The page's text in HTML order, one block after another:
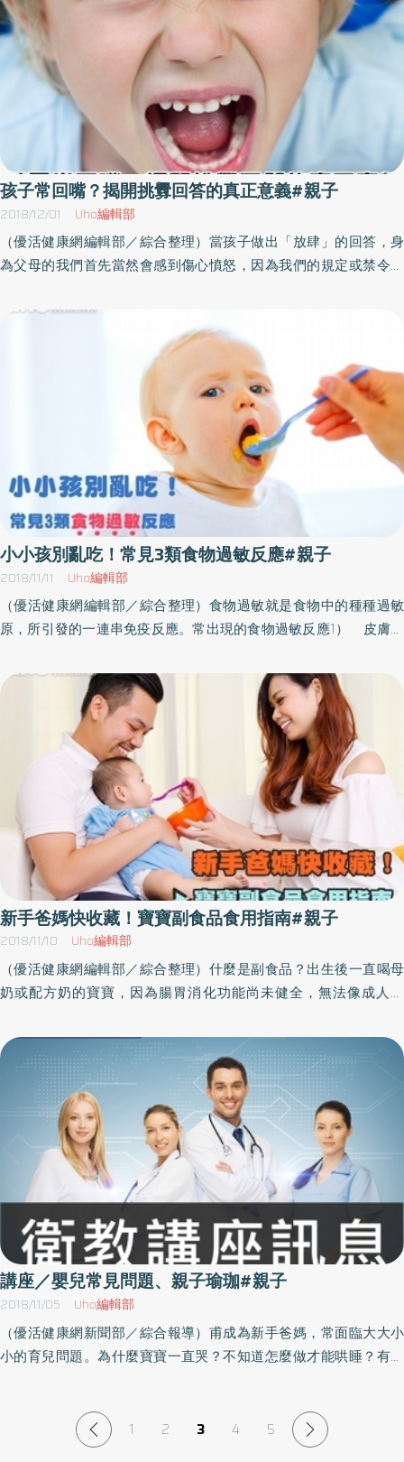
解，而仍舊大聲發脾氣。這個練習對大人來說並不容易！2） 鏡射
的方向錯誤如果我們所做的鏡射是：「你在生氣！生氣！你說：餅
乾，媽媽，餅乾！餅乾！」而孩子沒有平靜下來，反而哭嚎得更厲
害，脾氣發得更大，那麼有可能是我們沒有正確理解孩子發怒的原
因，而孩子試著用更強烈的哭泣來告訴我們這一點。這時我們就要
換個角度思考，想一想孩子發脾氣的真正原因是什麼。這有時並不
容易，因為大人往往就是無法感同身受地理解孩子為什麼哭。但我
們可以相信孩子生氣肯定是有理由的。要破譯出孩子生氣的原因，
我們必須很了解自己的孩子。下述這些原因都有可能：●孩子想要獨
自做某件事，因為爸爸或媽媽想替他做而生氣。●孩子想要某件東
西，而媽媽不明白那是什麼，因為孩子的表達能力還不夠好。●孩子
不想做某件事，而爸媽堅持要他做。●孩子想要自己做某件事，但卻
了。●孩子以為媽媽不願意給他某件東西，在他們根本還沒談起這件
事之前，孩子先哭了（這種情況特別棘手）。●孩子以為爸媽故意做
錯某件事，或是做得和孩子想要的不一樣。關於我小孩發怒原因的
這類誤會經常發生，但是我們一起經歷過的發怒情況愈多，要理解
孩子發怒的原因就愈容易，因為我更加了解我的孩子了。一如在他
們還是嬰兒時，我學習解讀他們哭泣的原因，現在我學習解讀孩子
發怒的原因，以便在改變不了的事情上給他們支持，或是在有可能
妥協時找出解決之道。3） 孩子太累了如果孩子太累了，那就誰都
沒法再跟他溝通。這時，我們再怎麼努力去做鏡射，再怎麼費盡唇
舌，孩子還是會繼續發脾氣。這時就只有一個解決辦法：把孩子抱
上床，和爸爸或媽媽摟抱著入睡。4） 父母必須充當「避雷針」的
日子孩子在滿一歲以後仍然會有跳躍式的成長，只不過其階段和間
隔因人而異，因此比起在孩子一歲以前，要從中推論出規則比較
難。此外，在每個月裡總是會有一天，在這一天裡孩子從早到晚都
晨不像平常一樣咿咿呀呀愉快地醒來，而是一醒來就嘟嘟囔囔地抱
怨。接著在刷牙時就有發了一頓脾氣，因為牙膏從管子裡擠出來的
方式不對，之後他覺得他心愛的那條褲襪摸起來糟透了，無論如何
不能穿，在吃早餐時則因為牛奶的顏色太白而神經崩潰，而情況就
這樣一直繼續下去。如果我們成功地把孩子從一場危機當中拯救出
來，孩子馬上又會為了微不足道的小事而爆發下一場脾氣。有趣的
是，在這種日子裡，孩子大多會提出十足荒謬的要求，或是為了他
們本來很能容忍的事情而發飆。這種日子很難忍受，因為家長覺得
孩子是為了發脾氣而故意挑釁。我們猜想事情的確是這樣，因為孩
子的大腦在這種日子裡重新形成網路，就像電腦在清理硬碟一樣。
因此孩子覺得渾身不對勁，就像嬰兒在跳躍式成長期間一樣。而一
如嬰兒，孩子的反應是更多的抱怨、哭泣和纏住大人不放。他們的
合群程度也比平常降低很多。如果孩子本來已經很能夠接受妥協，
以避免爭吵，這時若有另一個孩子想拿走他們的玩具，也許他們又
會打人。為了擺脫那種奇怪的感覺，孩子會不自覺地到處惹事，以
會暫時消失，而爸媽在這場情緒風暴中就充當了「避雷針」。在這
種必須扮演避雷針的日子裡，父母能做的其實就只有親切地陪伴孩
子，哪怕那真的很難。試圖對孩子百依百順，讓孩子的脾氣根本不
至於爆發，這樣做幫助有限。家長反而應該要平靜而堅決地堅持界
線，以給孩子機會去哭泣和發怒。這種跳躍式成長和父母必須扮演
避雷針的日子很少會持續超過三天。因此，身為父母的我們應該用
這個念頭來鼓勵自己勉力撐下去：這種情況很快就會過去。5） 家
長全都做對了，但孩子在連帶處理舊日的情緒有時候會出現的情況
是，鏡射起初發揮了很好的效果，孩子在我們懷裡似乎漸漸平靜下
來，但接著卻又突然大聲起來，仍舊繼續哭泣。這可能會使大人感
到煩躁、挫折，因為他們本來已經快要化解孩子的怒氣而使孩子平
靜下來。這時家長應該要了解孩子喜歡利用類似的情況去處理仍存
在於他們心中的舊日傷痛。當孩子察覺有人真心誠意地關心他們並
且全心接受他們的憤怒和悲傷，他們就把此人當成安全的港口。如
臂彎裡補哭一番。此舉對於促進孩子的心理衛生極其有效，因此大
人最好不要表現出拒絕，例如說：「現在夠了啦……」而是繼續給孩
孩子常回嘴？揭開挑釁回答的真正意義#親子
2018/12/01 Uho編輯部
（優活健康網編輯部／綜合整理）當孩子做出「放肆」的回答，身
為父母的我們首先當然會感到傷心憤怒，因為我們的規定或禁令通
背後的好意，儘管我們費盡唇舌去解釋，孩子還是認為那很蠢，於
是就對我們說出一些直率傷人的話語，使我們火冒三丈。我們也許
會覺得孩子不愛我們，也害怕這種放肆顯示出我們的親子關係有著
更深層的問題。聽起來放肆的回答，就像置若罔聞和挑釁一樣，是
孩子的一種策略，想告訴我們某件事。只可惜這不是個好辦法，因
為它往往會傷害到別人。傷人之處主要在於我們在那一刻會覺得孩
子不夠尊重我們。遺憾的是，由於身為父母的我們通常也沒有學到
更好的辦法，因此往往做出同樣傷人的回應。然而，當孩子說「笨
蛋媽媽！」，他們究竟想要表達什麼呢？在此我們將列出孩子常對
爸媽說出的一些侮辱話語，並且試著加以翻譯，也將針對父母通常
會做出的反應加以分析，並且思考這些反應會讓孩子有什麼感受，
然後將提出協助性的回答，也許更能夠讓我們打破這個彼此傷害的
惡性循環。在此我們要特別強調，我們並不想用書中所舉的例子來
評斷任何人或是令任何人感到不安。如果您在家長所說的那些話裡
看見了自己，您也不必感到絕望。每個家長肯定都曾說過類似的話
意在於讓大家更敏感一點，意識到某些話語在聽者耳中的意義可能
不同於說話者想表達的意義，而這些無心的話語可能會很傷人。因
此，身為父母，我們應該試著在使用言語時更加謹慎，如果我們能
以身作則，孩子就也能學會在溝通時不使用暴力。「Blah blah
blah」聽在父母耳中：「我才不管，我根本不要聽你說話。」孩子
的意思其實是：「媽媽，妳罵得太多了。妳一直在唸我，雖然我早
就明白了妳想要我做什麼。別再說了，我已經感覺很糟了，就算我
沒有表現出來。為了在妳面前保住面子，至少稍微表現出一點自我
主張，所以我說『blah blah blah』，這樣妳的感覺就也會有點糟，
跟我一樣。」爸媽回答：「你給我小心！你最好別再打斷我！」孩
子聽到的是：「你再這樣，我就不愛你了。這是你想要的嗎？」爸
媽這樣回答會比較好：「我大概是罵你罵得太多了。好吧，有可能
是這樣。我只是因為浴室裡被弄得亂七八糟而生氣。現在我會先做
個深呼吸，再數到十，也許我就會覺得好過一點。在那之後，我們
嗎？」為什麼呢？小孩子非常擅長回應和模仿父母的行為。如果孩
子摀住耳朵，用「blah blah blah」來回答，那麼明智的做法會是好
好去聆聽，因為在許多情況下，身為父母的我們的確罵得太快、太
久，或是太大聲。孩子的回應固然是沒有禮貌，但是可以在童年的
過程中慢慢改善。因此，在這種情況下最好是嘗試在內心後退一
步，跳脫出來觀察這個情況。事情真有那麼糟嗎？我們那樣罵孩子
是合理的嗎？如果我們發現自己的責罵的確太過火或是不公平，那
我們也可以坦然告訴孩子，或許也可以道個歉。身為成年人，如果
想要表示出我們明白自己反應過度了，一個有趣的好辦法是讓這個
情境「倒帶」一下。就像我們可以把一部影片倒帶，把一幕戲再看
一次，在真實生活中我們也可以對孩子說：「等一下，事情現在進
行得不太順利，我但願自己剛才做出了不同的反應。等一等，讓我
倒帶回去，再試一次。」然後我們可以誇張地轉動眼珠，發出倒帶
的聲音，倒著走出門去，等個一分鐘，再正常地走進來，然後對這
個情況做出不同的反應。「媽媽是笨蛋！」/「爸爸是大便！」父母
你。」孩子的意思其實是：「我聽見你說不行，而我氣你這麼做。
在這一刻我覺得你是個笨蛋，希望你會說『好』。我討厭當個小
小小孩別亂吃！常見3類食物過敏反應#親子
2018/11/11 Uho編輯部
（優活健康網編輯部／綜合整理）食物過敏就是食物中的種種過敏
原，所引發的一連串免疫反應。常出現的食物過敏反應1） 皮膚／
慢性蕁麻疹、異位性皮膚炎及濕疹也都可能為食物過敏的表現。
2） 呼吸道／約有百分之六十的食物過敏病人會表現這方面的症
狀，包括流鼻水、鼻炎、打噴嚏、喉嚨不適及聲音沙啞等，甚至可
造成嚴重威脅生命的急性喉頭水腫及氣喘等呼吸道阻塞的症狀。
3） 胃腸道／胃腸道常見的是腹瀉及嘔吐，這在因食物過敏引發小
腸結腸炎的年幼小孩身上尤其常見，最為相關的食物則為牛奶及黃
豆。有些嬰兒在餵奶後出現哭鬧不安、腹瀉及嘔吐，此時必須把嬰
兒對牛奶蛋白過敏列為考慮。但是因為「過敏」二字，造成許多孩
子被禁止吃魚、蛋、蝦、蛤蜊、帶毛水果，因為身邊的人都說這類
食材容易過敏，所以建議不要嘗試，使得能嘗試的範圍有限，可能
造成營養不均的情形發生。吃低敏食材也不一定安全吃高敏食材不
一定會過敏，吃低敏食材也不一定安全。這是K力從兩個異位性皮膚
炎孩子身上學到的經驗，無論是食物、吸入性過敏原還是環境，甚
至汗水或壓力，都有導致過敏發生的機率，尤其是在0 至1 歲時期，
多半是因為嬰兒接觸新的事物，免疫系統尚未適應，因此引發過敏
的適應性其實很好，但是對空氣裡的灰塵、床墊裡的塵、老舊的布
沙發、天氣變化差異大時，就常常會在固定皮膚區域出現紅疹結痂
脫屑的過敏反應（濕疹）。這種過敏有可能不會再發生，或者也有
可能隨著對該事物越來越習慣而逐漸適應；但也有可能不會適應，
日後接觸仍然會引發過敏反應。所以我會建議大家，如果家有敏
兒，除了需要詳細記錄食材之外，也要做到以下的保護：1） 家具
／居家環境盡量打掃乾淨、保持通風，盡量不要使室內環境過於悶
熱、避免厚重的窗簾、絨毛玩具、布質沙發及地毯；床鋪部分可以
改用木板床取代彈簧床墊、或是依自己的經濟考量選用防滿抗敏的
寢具，較可避免塵滿引發呼吸道之過敏症狀。2） 空氣／如果寶寶
對空氣有過敏現象，爸媽可考量是否購置空氣清淨機與降低濕度的
除濕機，以改善居家空氣品質與濕度。此外，建議家中大人不要抽
菸（二手、三手菸也不行），因為香菸尼古丁比較容易誘發過敏反
應。3） 衣著／服飾是寶寶的第一道肌膚防線，所以最好穿著棉
保濕產品／宜選用無香料、無防腐劑、無刺激性、保濕度較高的寶
寶專用乳液，或塗抹適量凡士林亦可，來增加皮膚保濕度。6） 食
新手爸媽快收藏！寶寶副食品食用指南#親子
2018/11/10 Uho編輯部
（優活健康網編輯部／綜合整理）什麼是副食品？出生後一直喝母
奶或配方奶的寶寶，因為腸胃消化功能尚未健全，無法像成人一
中，喝奶之外的寶寶飲食，就稱為副食品或者是輔食。1歲前的母奶
或配方奶是寶寶的主食，也是寶寶主要的營養來源，而其它飲食，
則是副食品；1 歲後母奶或配方奶則變成是寶寶的副食，跟著大人吃
的三餐飲食，才是營養主要的來源。市面上有些米麥精雖然方便，
但是以咖啡來說，即溶包的味道一定沒有現沖咖啡來得香。副食品
也是一樣，用口感、香味、營養綜合來比較，一定是現做>冰磚>市
售即溶包，所以建議父母可以在這階段稍微用點心思，就能提高小
孩對天然「好食物」的接受度，未來也能減少挑食或偏食的壞習
慣。有些寶寶天生吃得多、有些寶寶天生吃得少，但是主食與副食
的比例要依照寶寶的月齡作調整，適當變化食材的大小與烹飪方
式，訓練牙齦、牙齒壓碎與咀嚼的能力，更均衡攝取成長所需的各
種營養，是打造健康寶寶體魄的重要根基。何時開始吃副食品？寶
寶出生滿4 個月後，就可以開始準備吃副食品。有些寶寶會出現厭奶
（奶量突然降低），或者是一直看著大人吃的食物，並會舔舔自己
的嘴巴，表達強烈的興趣，這些都是想吃副食品的表現。初期──出
所以吃一餐副食品，一次約30～80ml，盡量每次嘗試一種新食材就
好，並且三至五天更換一種食材，以免增加腸胃負擔。要用湯匙餵
講座／嬰兒常見問題、親子瑜珈#親子
2018/11/05 Uho編輯部
（優活健康網新聞部／綜合報導）甫成為新手爸媽，常面臨大大小
小的育兒問題。為什麼寶寶一直哭？不知道怎麼做才能哄睡？有鑑
「生產圓舞曲－一起做瑜珈」。講座內容豐富，歡迎準爸爸、準媽
媽預約報名，不限雙和醫院產檢、生產之孕婦。活動期間提供茶
1 2 3 4 5